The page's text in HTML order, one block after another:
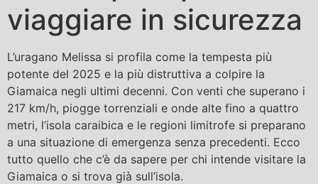
viaggiare in sicurezza
L’uragano Melissa si profila come la tempesta più
potente del 2025 e la più distruttiva a colpire la
Giamaica negli ultimi decenni. Con venti che superano i
217 km/h, piogge torrenziali e onde alte fino a quattro
metri, l’isola caraibica e le regioni limitrofe si preparano
a una situazione di emergenza senza precedenti. Ecco
tutto quello che c’è da sapere per chi intende visitare la
Giamaica o si trova già sull’isola.